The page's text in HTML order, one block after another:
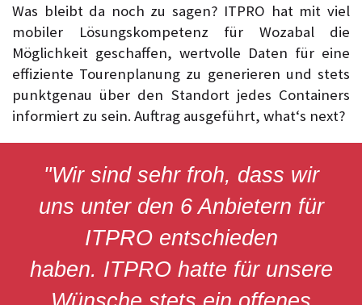
Was bleibt da noch zu sagen? ITPRO hat mit viel
mobiler Lösungskompetenz für Wozabal die
Möglichkeit geschaffen, wertvolle Daten für eine
effiziente Tourenplanung zu generieren und stets
punktgenau über den Standort jedes Containers
informiert zu sein. Auftrag ausgeführt, what‘s next?
"Wir sind sehr froh, dass wir
uns unter den 6 Anbietern für
ITPRO entschieden
haben. ITPRO hatte für unsere